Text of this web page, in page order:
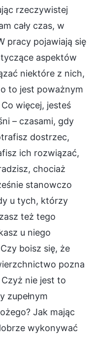
rzeczywistej
cały czas, w
pracy pojawiają się
aspektów
niektóre z nich,
to jest poważnym
więcej, jesteś
– czasami, gdy
dostrzec,
ich rozwiązać,
chociaż
stanowczo
u tych, którzy
też tego
u niego
boisz się, że
pozna
nie jest to
zupełnym
Jak mając
wykonywać